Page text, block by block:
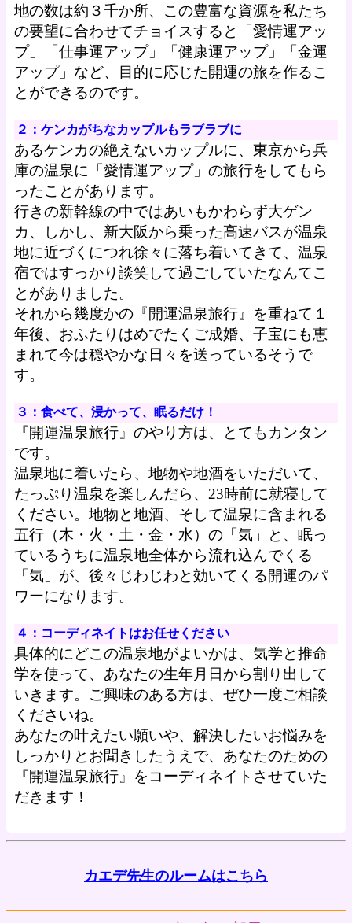
地の数は約３千か所、この豊富な資源を私たち
の要望に合わせてチョイスすると「愛情運アッ
プ」「仕事運アップ」「健康運アップ」「金運
アップ」など、目的に応じた開運の旅を作るこ
とができるのです。
２：ケンカがちなカップルもラブラブに
あるケンカの絶えないカップルに、東京から兵
庫の温泉に「愛情運アップ」の旅行をしてもら
ったことがあります。
行きの新幹線の中ではあいもかわらず大ゲン
カ、しかし、新大阪から乗った高速バスが温泉
地に近づくにつれ徐々に落ち着いてきて、温泉
宿ではすっかり談笑して過ごしていたなんてこ
とがありました。
それから幾度かの『開運温泉旅行』を重ねて１
年後、おふたりはめでたくご成婚、子宝にも恵
まれて今は穏やかな日々を送っているそうで
す。
３：食べて、浸かって、眠るだけ！
『開運温泉旅行』のやり方は、とてもカンタン
です。
温泉地に着いたら、地物や地酒をいただいて、
たっぷり温泉を楽しんだら、23時前に就寝して
ください。地物と地酒、そして温泉に含まれる
五行（木・火・土・金・水）の「気」と、眠っ
ているうちに温泉地全体から流れ込んでくる
「気」が、後々じわじわと効いてくる開運のパ
ワーになります。
４：コーディネイトはお任せください
具体的にどこの温泉地がよいかは、気学と推命
学を使って、あなたの生年月日から割り出して
いきます。ご興味のある方は、ぜひ一度ご相談
くださいね。
あなたの叶えたい願いや、解決したいお悩みを
しっかりとお聞きしたうえで、あなたのための
『開運温泉旅行』をコーディネイトさせていた
だきます！
カエデ先生のルームはこちら